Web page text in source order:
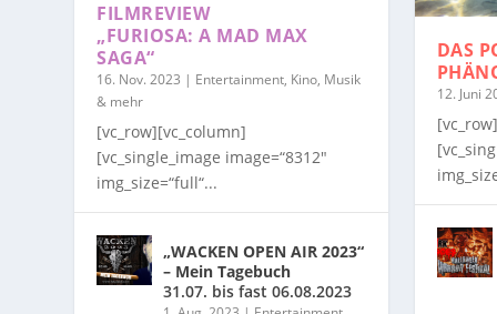
FILMREVIEW
„FURIOSA: A MAD MAX
SAGA“
16. Nov. 2023 | Entertainment, Kino, Musik
& mehr
[vc_row][vc_column]
[vc_single_image image=“8312″
img_size=“full“...
„WACKEN OPEN AIR 2023“
– Mein Tagebuch
31.07. bis fast 06.08.2023
DAS
12. Juni